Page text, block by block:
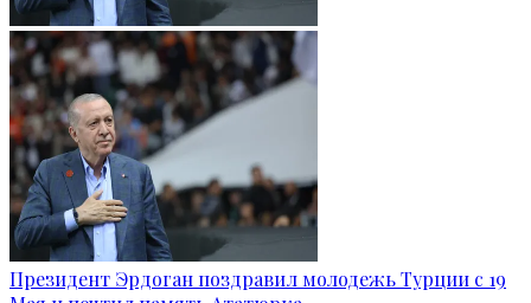
Президент Эрдоган поздравил молодежь Турции с 19